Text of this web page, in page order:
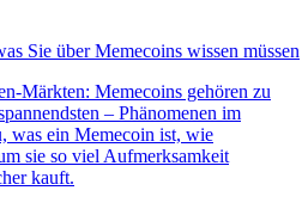
Sie über Memecoins wissen müssen
Märkten: Memecoins gehören zu
– Phänomenen im
was ein Memecoin ist, wie
sie so viel Aufmerksamkeit
kauft.